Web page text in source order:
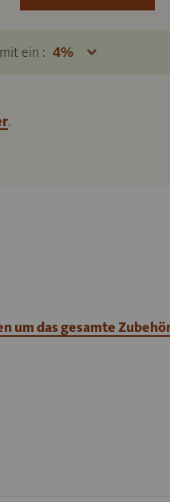
ein :
.
um das gesamte